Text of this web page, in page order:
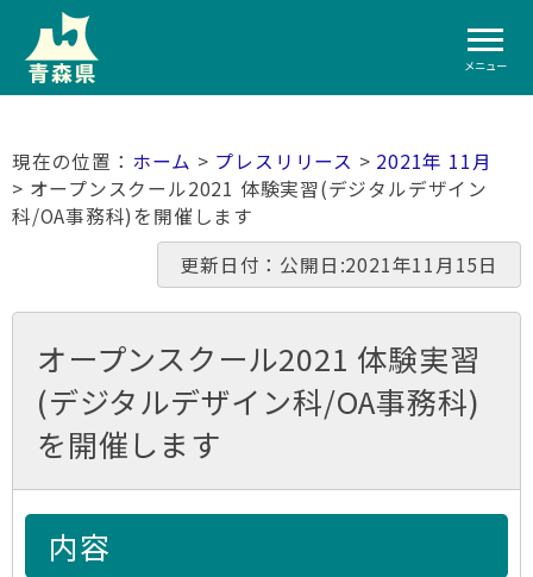
メニュー
ホーム > プレスリリース > 2021年 11月
> オープンスクール2021 体験実習(デジタルデザイン
科/OA事務科)を開催します
更新日付：公開日:2021年11月15日
オープンスクール2021 体験実習
(デジタルデザイン科/OA事務科)
を開催します
内容